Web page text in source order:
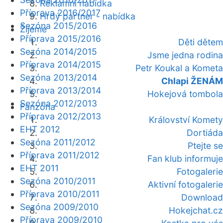
Reklamní nabídka
Hrdý partner - nabídka
Žijeme
Děti dětem
Jsme jedna rodina
Petr Koukal a Kometa
Chlapi ŽENÁM
Hokejová tombola
Fanzóna
Království Komety
Dortiáda
Ptejte se
Fan klub informuje
Fotogalerie
Aktivní fotogalerie
Download
Hokejchat.cz
Příprava 2016/2017
Sezóna 2015/2016
Příprava 2015/2016
Sezóna 2014/2015
Příprava 2014/2015
Sezóna 2013/2014
Příprava 2013/2014
Sezóna 2012/2013
Příprava 2012/2013
EHT 2012
Sezóna 2011/2012
Příprava 2011/2012
EHT 2011
Sezóna 2010/2011
Příprava 2010/2011
Sezóna 2009/2010
Příprava 2009/2010